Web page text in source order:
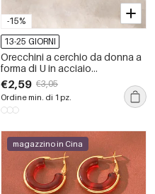
-15%
13-25 GIORNI
Orecchini a cerchio da donna a
forma di U in acciaio
inossidabile, impermeabili, color
oro, con strass.
€2,59 €3,05
Ordine min. di 1 pz.
magazzino in Cina